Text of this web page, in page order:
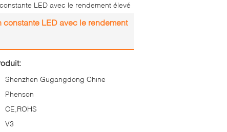
LED avec le rendement élevé
LED avec le rendement
Shenzhen Gugangdong Chine
Phenson
CE,ROHS
V3